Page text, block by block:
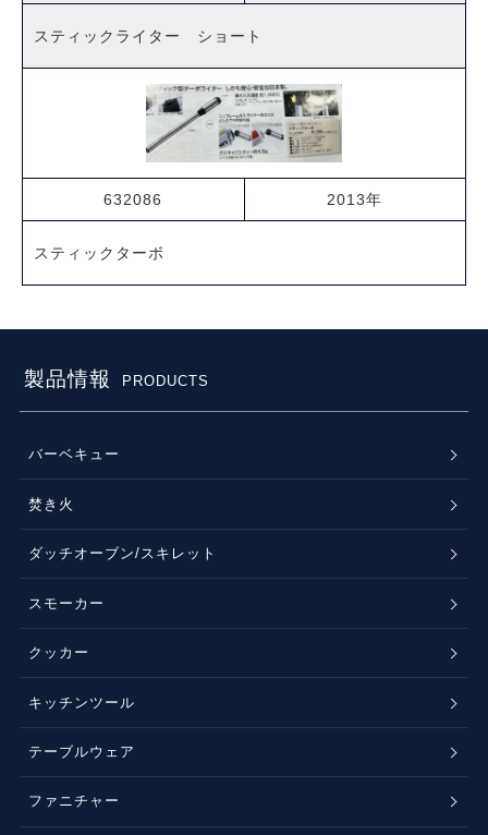
スティックライター ショート
632086
スティックターボ
2013年
製品情報 PRODUCTS
バーベキュー
焚き火
ダッチオーブン/スキレット
スモーカー
クッカー
キッチンツール
テーブルウェア
ファニチャー